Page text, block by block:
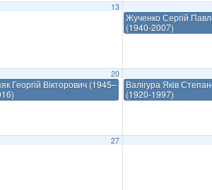
13
Жученко Сергій
(1940-2007)
20
Георгій Вікторович (1945–
Валігура Яків
(1920-1997)
27